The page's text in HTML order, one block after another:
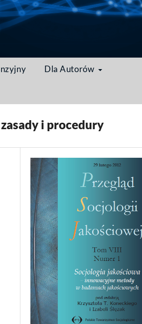
Dla Autorów
i procedury